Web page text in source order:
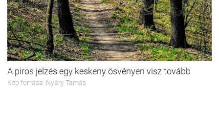
A piros jelzés egy keskeny ösvényen visz tovább
Kép forrása: Nyáry Tamás